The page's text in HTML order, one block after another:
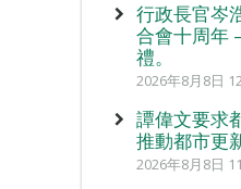
行政長官岑
合會十周年
禮。
2026年8月8日
譚偉文要求
推動都市更
2026年8月8日